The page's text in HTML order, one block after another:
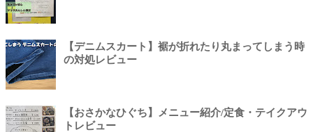
【デニムスカート】裾が折れたり丸まってしまう時
の対処レビュー
【おさかなひぐち】メニュー紹介/定食・テイクアウ
トレビュー